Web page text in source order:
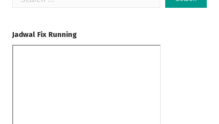
Jadwal Fix Running